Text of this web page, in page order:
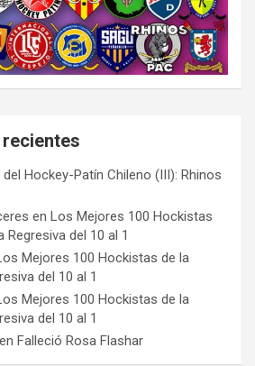
Hockey-Patín Chileno (III): Rhinos
en Los Mejores 100 Hockistas
Regresiva del 10 al 1
Mejores 100 Hockistas de la
del 10 al 1
Mejores 100 Hockistas de la
del 10 al 1
en Falleció Rosa Flashar